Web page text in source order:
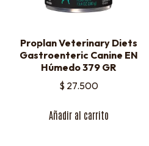
Proplan Veterinary Diets
Gastroenteric Canine EN
Húmedo 379 GR
$ 27.500
Añadir al carrito